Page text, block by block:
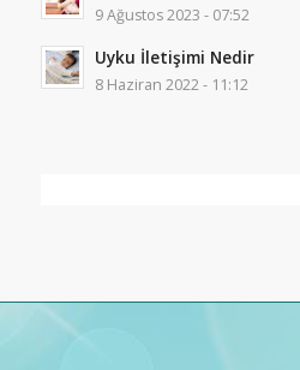
9 Ağustos 2023 - 07:52
Uyku İletişimi Nedir
8 Haziran 2022 - 11:12